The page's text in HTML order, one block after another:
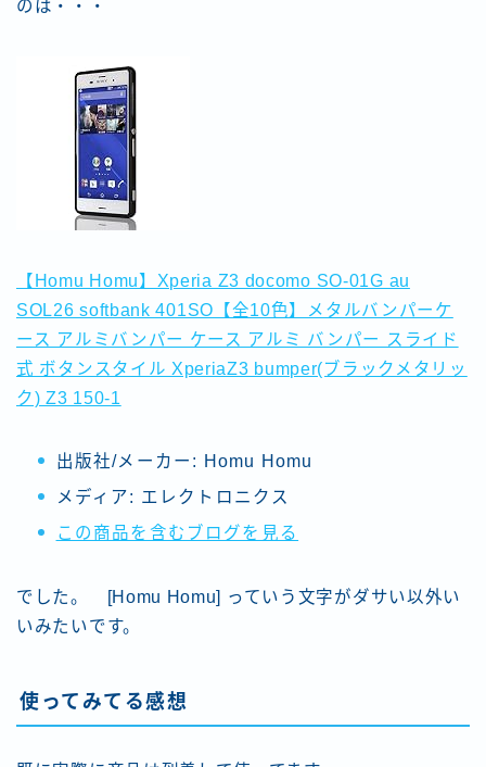
のは・・・
【Homu Homu】Xperia Z3 docomo SO-01G au
SOL26 softbank 401SO【全10色】メタルバンパーケ
ース アルミバンパー ケース アルミ バンパー スライド
式 ボタンスタイル XperiaZ3 bumper(ブラックメタリッ
ク) Z3 150-1
出版社/メーカー: Homu Homu
メディア: エレクトロニクス
この商品を含むブログを見る
でした。 [Homu Homu] っていう文字がダサい以外い
いみたいです。
使ってみてる感想